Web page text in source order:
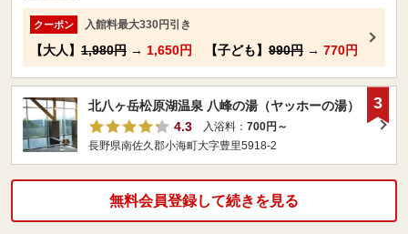
クーポン 入館料最大330円引き
【大人】 1,980円 → 1,650円 【子ども】 990円 → 770円
北八ヶ岳松原湖温泉 八峰の湯（ヤッホーの湯）
4.3
入浴料： 700円～
長野県南佐久郡小海町大字豊里5918-2
3
無料会員登録して続きを見る